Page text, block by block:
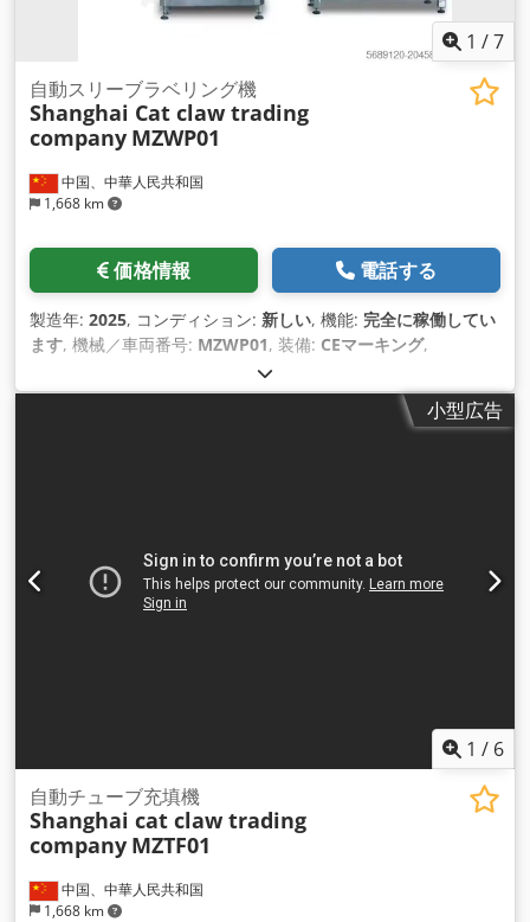
1 /7
中国、中華人民共和国
1,668 km
自動スリーブラベリング機
Shanghai Cat claw trading
company MZWP01
価格情報 電話する
製造年: 2025, コンディション: 新しい, 機能: 完全に稼働してい
ます, 機械／車両番号: MZWP01, 装備: CEマーキング,
小型広告
1 / 6
中国、中華人民共和国
1,668 km
自動チューブ充填機
Shanghai cat claw trading
company MZTF01